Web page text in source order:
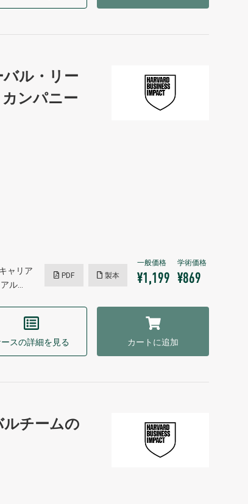
ル・リー
ンパニー
ャリア
ル…
PDF 製本 ¥1,199 ¥869
スの詳細を見る カートに追加
チームの